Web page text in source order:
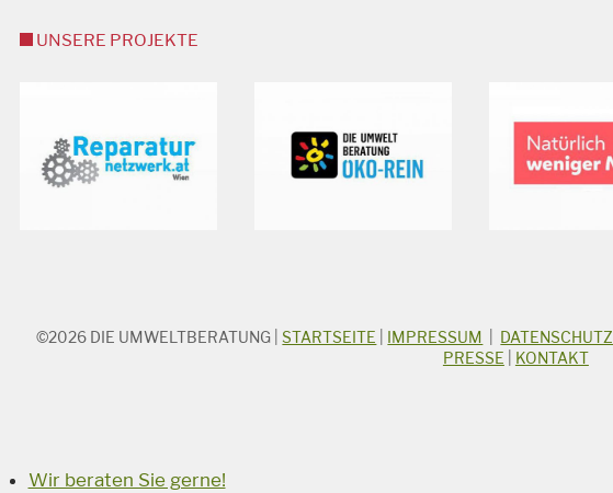
UNSERE PROJEKTE
©2026 DIE UMWELTBERATUNG |STARTSEITE IMPRESSUM DATENSCHUTZ
PRESSE
KONTAKT
Wir beraten Sie gerne!